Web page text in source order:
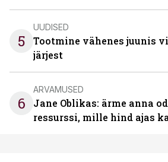
5
UUDISED
Tootmine vähenes juunis
järjest
6
ARVAMUSED
Jane Oblikas: ärme anna
ressurssi, mille hind ajas